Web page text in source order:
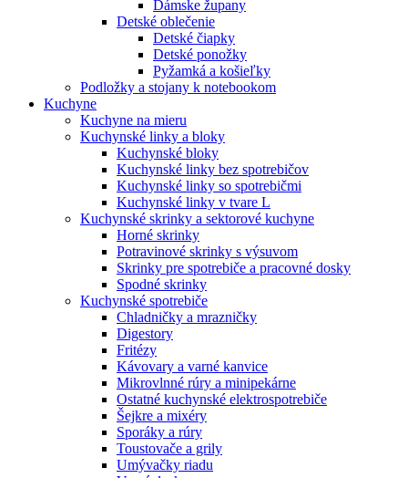
Dámske župany
Detské oblečenie
Detské čiapky
Detské ponožky
Pyžamká a košieľky
Podložky a stojany k notebookom
Kuchyne
Kuchyne na mieru
Kuchynské linky a bloky
Kuchynské bloky
Kuchynské linky bez spotrebičov
Kuchynské linky so spotrebičmi
Kuchynské linky v tvare L
Kuchynské skrinky a sektorové kuchyne
Horné skrinky
Potravinové skrinky s výsuvom
Skrinky pre spotrebiče a pracovné dosky
Spodné skrinky
Kuchynské spotrebiče
Chladničky a mrazničky
Digestory
Fritézy
Kávovary a varné kanvice
Mikrovlnné rúry a minipekárne
Ostatné kuchynské elektrospotrebiče
Šejkre a mixéry
Sporáky a rúry
Toustovače a grily
Umývačky riadu